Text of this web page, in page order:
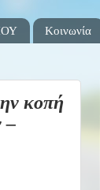
Κοινωνία
κοπή
–